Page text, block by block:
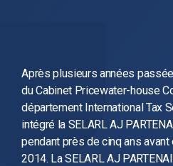
Après plusieurs années
du Cabinet Pricewater-house
département International Tax
intégré la SELARL AJ
pendant près de cinq ans
2014. La SELARL AJ